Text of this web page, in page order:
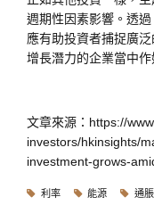
週期性因素影響。透
應有助投資者捕捉廣
增長潛力的企業當中作
文章來源：https://
investors/hkinsights/
investment-grows-
利率 能源 通脹